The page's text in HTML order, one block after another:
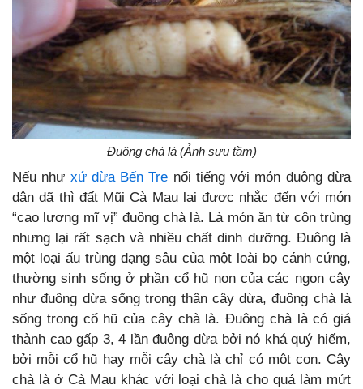
Đuông chà là (Ảnh sưu tầm)
Nếu như xứ dừa Bến Tre nổi tiếng với món đuông dừa
dân dã thì đất Mũi Cà Mau lại được nhắc đến với món
“cao lương mĩ vị” đuông chà là. Là món ăn từ côn trùng
nhưng lại rất sạch và nhiều chất dinh dưỡng. Đuông là
một loại ấu trùng dạng sâu của một loài bọ cánh cứng,
thường sinh sống ở phần cổ hũ non của các ngọn cây
như đuông dừa sống trong thân cây dừa, đuông chà là
sống trong cổ hũ của cây chà là. Đuông chà là có giá
thành cao gấp 3, 4 lần đuông dừa bởi nó khá quý hiếm,
bởi mỗi cổ hũ hay mỗi cây chà là chỉ có một con. Cây
chà là ở Cà Mau khác với loại chà là cho quả làm mứt